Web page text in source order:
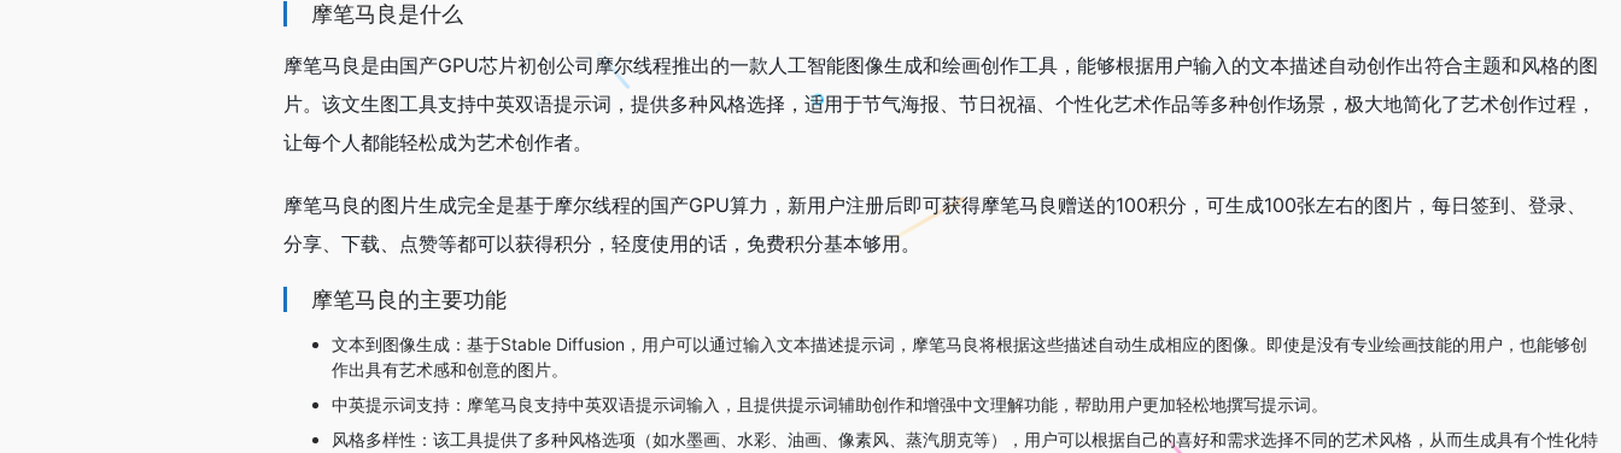
摩笔马良是什么
摩笔马良是由国产GPU芯片初创公司摩尔线程推出的一款人工智能图像生成和绘画创作工具，能够根据用户输入的文本描述自动创作出符合主题和风格的图
片。该文生图工具支持中英双语提示词，提供多种风格选择，适用于节气海报、节日祝福、个性化艺术作品等多种创作场景，极大地简化了艺术创作过程，
让每个人都能轻松成为艺术创作者。
摩笔马良的图片生成完全是基于摩尔线程的国产GPU算力，新用户注册后即可获得摩笔马良赠送的100积分，可生成100张左右的图片，每日签到、登录、
分享、下载、点赞等都可以获得积分，轻度使用的话，免费积分基本够用。
摩笔马良的主要功能
文本到图像生成：基于Stable Diffusion，用户可以通过输入文本描述提示词，摩笔马良将根据这些描述自动生成相应的图像。即使是没有专业绘画技能的用户，也能够创
作出具有艺术感和创意的图片。
中英提示词支持：摩笔马良支持中英双语提示词输入，且提供提示词辅助创作和增强中文理解功能，帮助用户更加轻松地撰写提示词。
风格多样性：该工具提供了多种风格选项（如水墨画、水彩、油画、像素风、蒸汽朋克等），用户可以根据自己的喜好和需求选择不同的艺术风格，从而生成具有个性化特